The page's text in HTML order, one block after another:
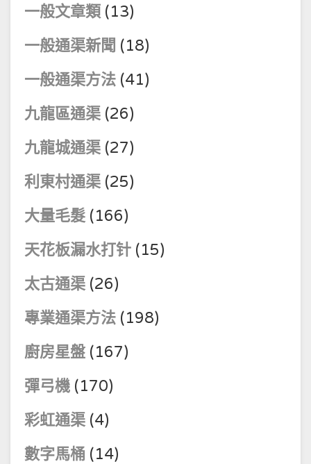
一般文章類 (13)
一般通渠新聞 (18)
一般通渠方法 (41)
九龍區通渠 (26)
九龍城通渠 (27)
利東村通渠 (25)
大量毛髮 (166)
天花板漏水打针 (15)
太古通渠 (26)
專業通渠方法 (198)
廚房星盤 (167)
彈弓機 (170)
彩虹通渠 (4)
數字馬桶 (14)